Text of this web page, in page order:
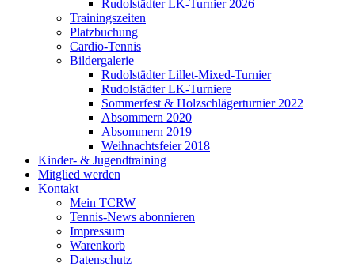
Rudolstädter LK-Turnier 2026
Trainingszeiten
Platzbuchung
Cardio-Tennis
Bildergalerie
Rudolstädter Lillet-Mixed-Turnier
Rudolstädter LK-Turniere
Sommerfest & Holzschlägerturnier 2022
Absommern 2020
Absommern 2019
Weihnachtsfeier 2018
Kinder- & Jugendtraining
Mitglied werden
Kontakt
Mein TCRW
Tennis-News abonnieren
Impressum
Warenkorb
Datenschutz